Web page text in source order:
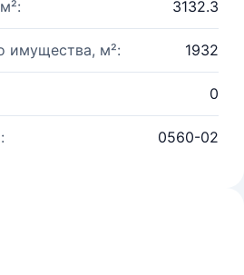
3132.3
имущества, м²: 1932
0
0560-02